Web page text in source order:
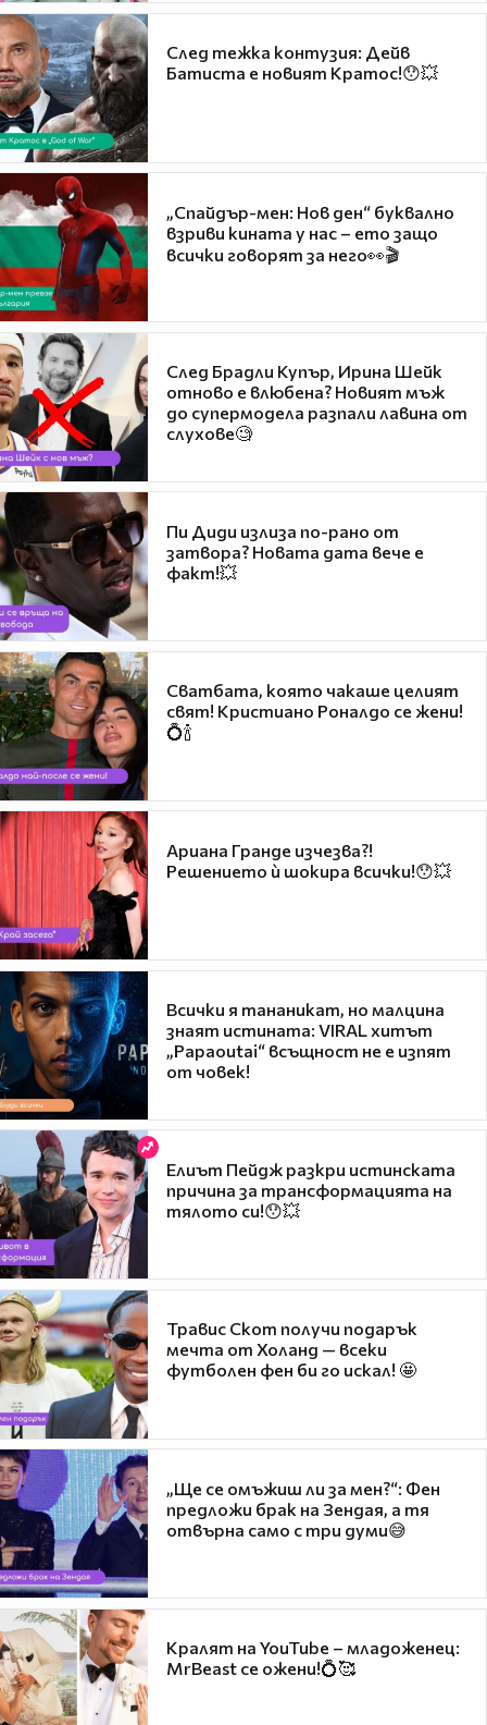
След тежка контузия: Дейв
Батиста е новият Кратос!😯💥
„Спайдър-мен: Нов ден“ буквално
взриви кината у нас – ето защо
всички говорят за него👀🎬
След Брадли Купър, Ирина Шейк
отново е влюбена? Новият мъж
до супермодела разпали лавина от
слухове🧐
Пи Диди излиза по-рано от
затвора? Новата дата вече е
факт!💥
Сватбата, която чакаше целият
свят! Кристиано Роналдо се жени!
💍🍾
Ариана Гранде изчезва?!
Решението ѝ шокира всички!😯💥
Всички я тананикат, но малцина
знаят истината: VIRAL хитът
„Papaoutai“ всъщност не е изпят
от човек!
Елиът Пейдж разкри истинската
причина за трансформацията на
тялото си!😯💥
Травис Скот получи подарък
мечта от Холанд — всеки
футболен фен би го искал! 🤩
„Ще се омъжиш ли за мен?“: Фен
предложи брак на Зендая, а тя
отвърна само с три думи😅
Кралят на YouTube – младоженец:
MrBeast се ожени!💍🥰